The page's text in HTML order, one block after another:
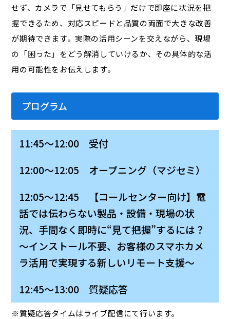
せず、カメラで「見せてもらう」だけで即座に状況を把
握できるため、対応スピードと品質の両面で大きな改善
が期待できます。実際の活用シーンを交えながら、現場
の「困った」をどう解消していけるか、その具体的な活
用の可能性をお伝えします。
プログラム
11:45～12:00 受付
12:00～12:05 オープニング（マジセミ）
12:05～12:45 【コールセンター向け】電
話では伝わらない製品・設備・現場の状
況、手間なく即時に“見て把握”するには？
～インストール不要、お客様のスマホカメ
ラ活用で実現する新しいリモート支援～
12:45～13:00 質疑応答
※質疑応答タイムはライブ配信にて行います。